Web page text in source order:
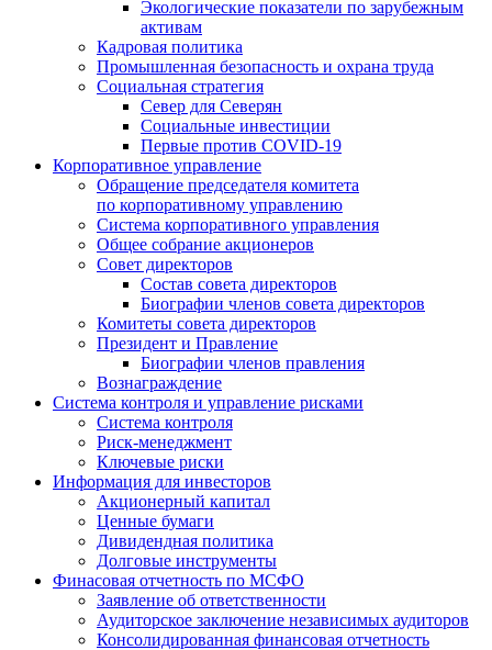
Экологические показатели по зарубежным
активам
Кадровая политика
Промышленная безопасность и охрана труда
Социальная стратегия
Север для Северян
Социальные инвестиции
Первые против COVID‑19
Корпоративное управление
Обращение председателя комитета
по корпоративному управлению
Система корпоративного управления
Общее собрание акционеров
Совет директоров
Состав совета директоров
Биографии членов совета директоров
Комитеты совета директоров
Президент и Правление
Биографии членов правления
Вознаграждение
Система контроля и управление рисками
Система контроля
Риск-менеджмент
Ключевые риски
Информация для инвесторов
Акционерный капитал
Ценные бумаги
Дивидендная политика
Долговые инструменты
Финасовая отчетность по МСФО
Заявление об ответственности
Аудиторское заключение независимых аудиторов
Консолидированная финансовая отчетность